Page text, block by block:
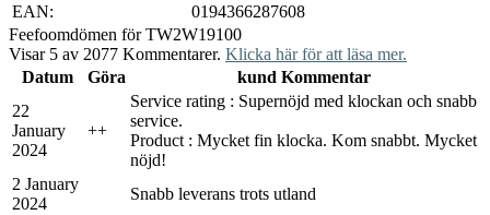
EAN:
0194366287608
Feefoomdömen för TW2W19100
Visar 5 av 2077 Kommentarer. Klicka här för att läsa mer.
Datum
Göra
kund Kommentar
22
January
2024
++
Service rating : Supernöjd med klockan och snabb
service.
Product : Mycket fin klocka. Kom snabbt. Mycket
nöjd!
2 January
2024
Snabb leverans trots utland